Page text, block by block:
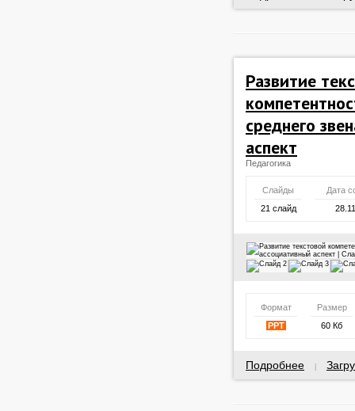
Развитие
среднего
аспект
Педагогика
Слайды
Дата
21 слайд
Формат
Размер
PPT
60 Кб
Подробнее